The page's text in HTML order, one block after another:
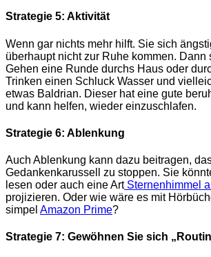
Strategie 5: Aktivität
Wenn gar nichts mehr hilft. Sie sich
überhaupt nicht zur Ruhe kommen. Dann
Gehen eine Runde durchs Haus oder
Trinken einen Schluck Wasser und
etwas Baldrian. Dieser hat eine gute
und kann helfen, wieder einzuschlafen.
Strategie 6: Ablenkung
Auch Ablenkung kann dazu beitragen,
Gedankenkarussell zu stoppen. Sie
lesen oder auch eine ArtSternenhimmel
projizieren. Oder wie wäre es mit
simpel Amazon Prime?
Strategie 7: Gewöhnen Sie sich